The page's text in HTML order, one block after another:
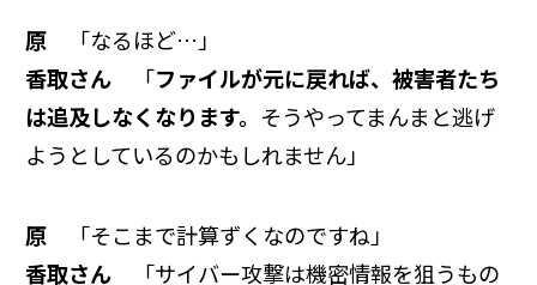
原
「なるほど…」
香取さん
「ファイルが元に戻れば、被害者たち
は追及しなくなります。 そうやってまんまと逃げ
ようとしているのかもしれません」
原
「そこまで計算ずくなのですね」
香取さん
「サイバー攻撃は機密情報を狙うもの